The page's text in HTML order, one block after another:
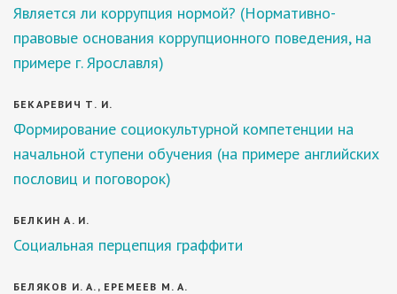
Является ли коррупция нормой? (Нормативно-
правовые основания коррупционного поведения, на
примере г. Ярославля)
БЕКАРЕВИЧ Т. И.
Формирование социокультурной компетенции на
начальной ступени обучения (на примере английских
пословиц и поговорок)
БЕЛКИН А. И.
Социальная перцепция граффити
БЕЛЯКОВ И. А., ЕРЕМЕЕВ М. А.